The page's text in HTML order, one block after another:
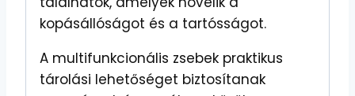
kopásállóságot és a tartósságot.
A multifunkcionális zsebek praktikus
tárolási lehetőséget biztosítanak